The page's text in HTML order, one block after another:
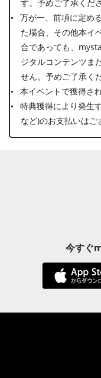
す。予めご了承くださ
万が一、前項に定め
た場合、その他本イ
合であっても、
ジタルコンテンツま
せん。予めご了承く
本イベントで獲得さ
特典獲得により発生
など)のお支払いはご
今すぐ